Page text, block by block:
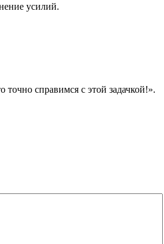
усилий.
справимся с этой задачкой!».